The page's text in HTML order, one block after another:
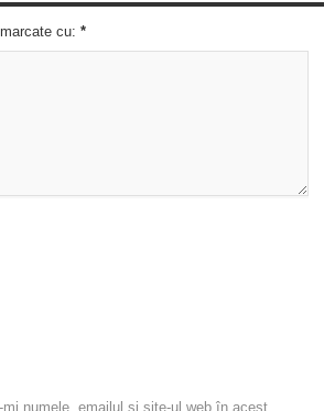
cu: *
mi numele, emailul și site-ul web în acest